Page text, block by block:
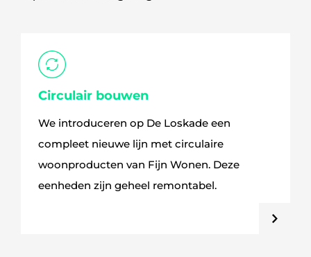
Circulair bouwen
We introduceren op De Loskade een
compleet nieuwe lijn met circulaire
woonproducten van Fijn Wonen. Deze
eenheden zijn geheel remontabel.